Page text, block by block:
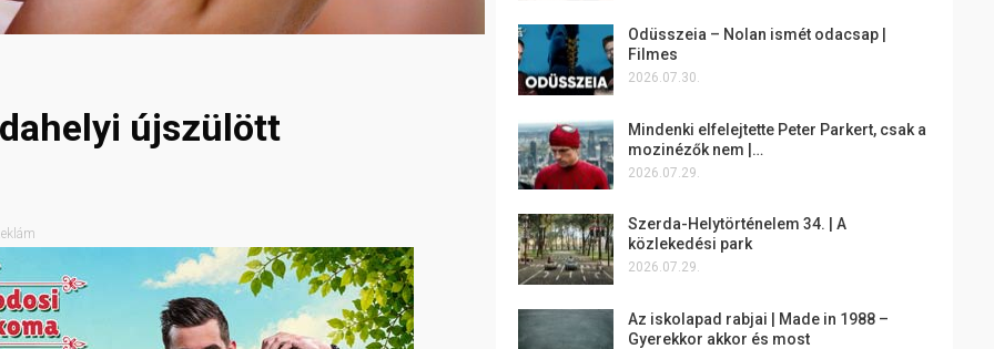
újszülött
Odüsszeia – Nolan ismét odacsap |
Filmes
2026.07.30.
Mindenki elfelejtette Peter Parkert, csak a
mozinézők nem |…
2026.07.29.
Szerda-Helytörténelem 34. | A
közlekedési park
2026.07.29.
Az iskolapad rabjai | Made in 1988 –
Gyerekkor akkor és most